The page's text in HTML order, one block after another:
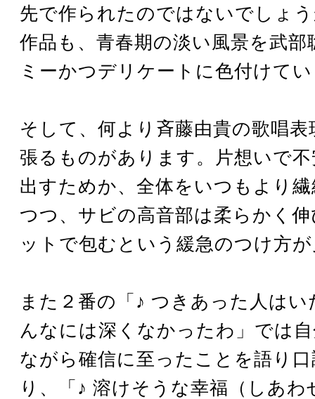
先で作られたのではないでしょ
作品も、青春期の淡い風景を武部
ミーかつデリケートに色付けて
そして、何より斉藤由貴の歌唱
張るものがあります。片想いで
出すためか、全体をいつもより
つつ、サビの高音部は柔らかく
ットで包むという緩急のつけ方
また２番の「♪ つきあった人は
んなには深くなかったわ」では
ながら確信に至ったことを語り
り、「♪ 溶けそうな幸福（しあわ